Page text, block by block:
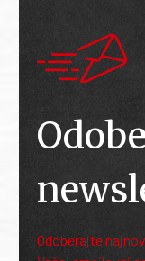
Odoberajte